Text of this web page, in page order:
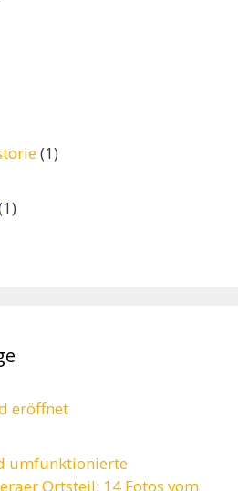
(1)
eröffnet
umfunktionierte
Ortsteil: 14 Fotos vom